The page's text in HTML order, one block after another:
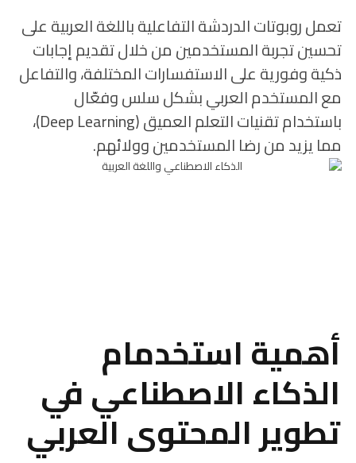
تعمل روبوتات الدردشة التفاعلية باللغة العربية على
تحسين تجربة المستخدمين من خلال تقديم إجابات
ذكية وفورية على الاستفسارات المختلفة، والتفاعل
مع المستخدم العربي بشكل سلس وفعّال
باستخدام تقنيات التعلم العميق (Deep Learning)،
مما يزيد من رضا المستخدمين وولائهم.
أهمية استخدمام
الذكاء الاصطناعي في
تطوير المحتوى العربي